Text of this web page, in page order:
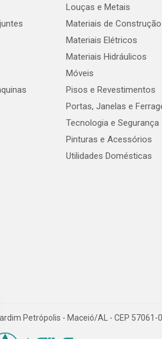
Louças e Metais
Materiais de Construção
Materiais Elétricos
Materiais Hidráulicos
Móveis
Pisos e Revestimentos
Portas, Janelas e
Tecnologia e Segurança
Pinturas e Acessórios
Utilidades Domésticas
Petrópolis - Maceió/AL - CEP